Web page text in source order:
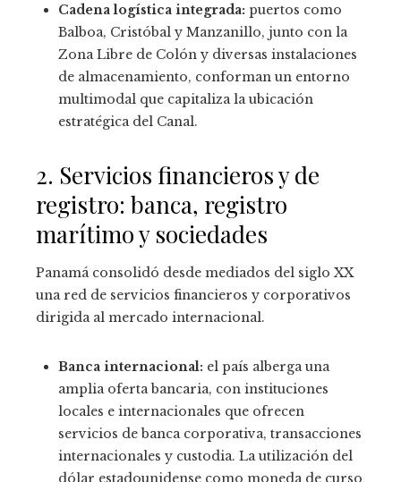
Cadena logística integrada: puertos como
Balboa, Cristóbal y Manzanillo, junto con la
Zona Libre de Colón y diversas instalaciones
de almacenamiento, conforman un entorno
multimodal que capitaliza la ubicación
estratégica del Canal.
2. Servicios financieros y de
registro: banca, registro
marítimo y sociedades
Panamá consolidó desde mediados del siglo XX
una red de servicios financieros y corporativos
dirigida al mercado internacional.
Banca internacional: el país alberga una
amplia oferta bancaria, con instituciones
locales e internacionales que ofrecen
servicios de banca corporativa, transacciones
internacionales y custodia. La utilización del
dólar estadounidense como moneda de curso